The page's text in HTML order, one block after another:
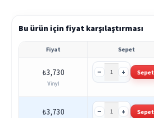
Bu ürün için fiyat karşılaştırması
Fiyat Sepet
₺3,730
Vinyl
− + Sepet
₺3,730 − + Sepet